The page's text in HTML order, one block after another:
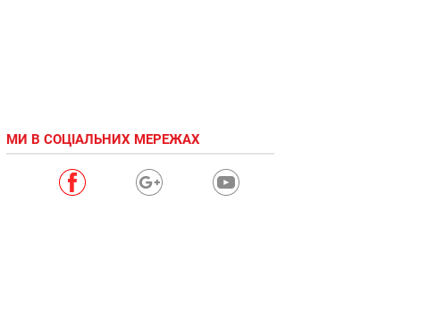
МИ В СОЦІАЛЬНИХ МЕРЕЖАХ